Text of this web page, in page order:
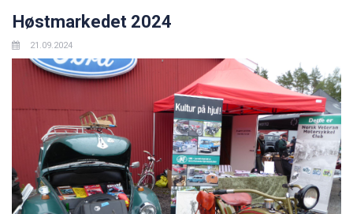
Høstmarkedet 2024
21.09.2024